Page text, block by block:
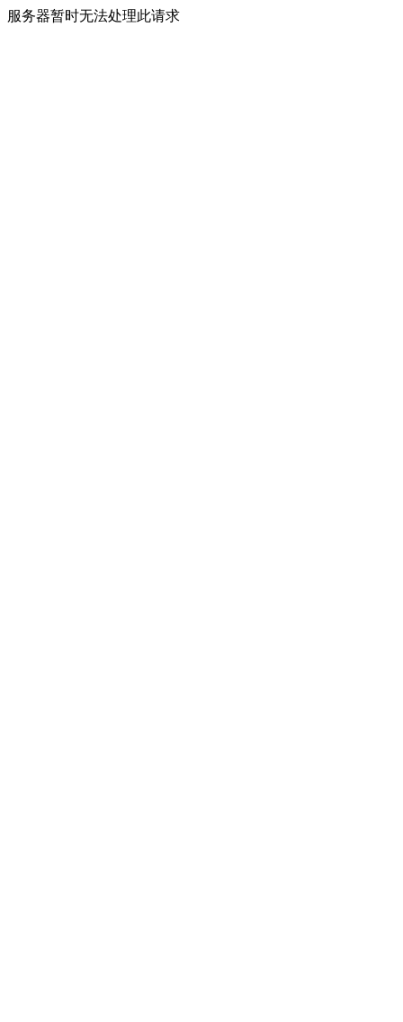
服务器暂时无法处理此请求